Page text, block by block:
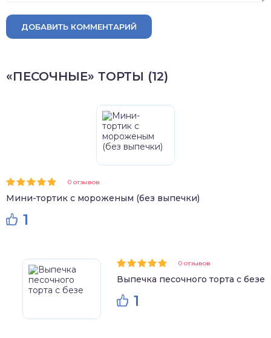
ДОБАВИТЬ КОММЕНТАРИЙ
«ПЕСОЧНЫЕ» ТОРТЫ (12)
0 отзывов
Мини-тортик с мороженым (без выпечки)
1
0 отзывов
Выпечка песочного торта с безе
1